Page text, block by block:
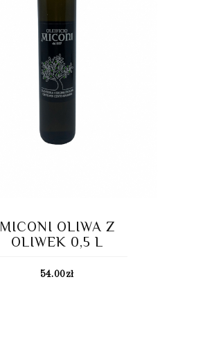
MICONI OLIWA Z
OLIWEK 0,5 L
54.00zł